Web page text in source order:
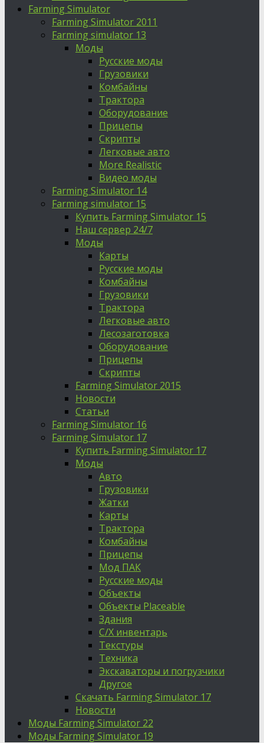
Farming Simulator
Farming Simulator 2011
Farming simulator 13
Моды
Русские моды
Грузовики
Комбайны
Трактора
Оборудование
Прицепы
Скрипты
Легковые авто
More Realistic
Видео моды
Farming Simulator 14
Farming simulator 15
Купить Farming Simulator 15
Наш сервер 24/7
Моды
Карты
Русские моды
Комбайны
Грузовики
Трактора
Легковые авто
Лесозаготовка
Оборудование
Прицепы
Скрипты
Farming Simulator 2015
Новости
Статьи
Farming Simulator 16
Farming Simulator 17
Купить Farming Simulator 17
Моды
Авто
Грузовики
Жатки
Карты
Трактора
Комбайны
Прицепы
Мод ПАК
Русские моды
Объекты
Объекты Placeable
Здания
С/Х инвентарь
Текстуры
Техника
Экскаваторы и погрузчики
Другое
Скачать Farming Simulator 17
Новости
Моды Farming Simulator 22
Моды Farming Simulator 19